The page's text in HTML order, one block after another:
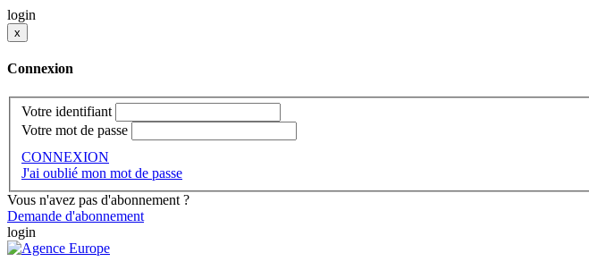
login
x
Connexion
Votre identifiant
Votre mot de passe
CONNEXION
J'ai oublié mon mot de passe
Vous n'avez pas d'abonnement ?
Demande d'abonnement
login